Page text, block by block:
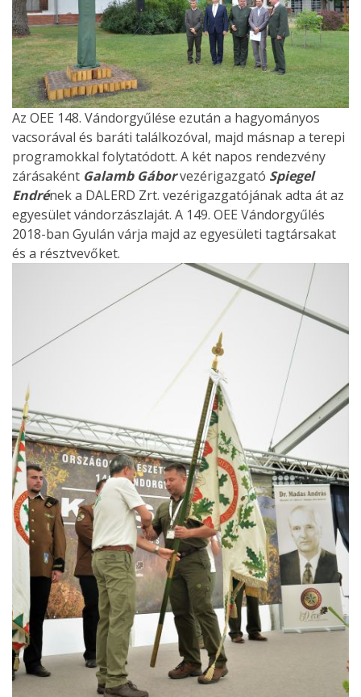
Az OEE 148. Vándorgyűlése ezután a hagyományos
vacsorával és baráti találkozóval, majd másnap a terepi
programokkal folytatódott. A két napos rendezvény
zárásaként Galamb Gáborvezérigazgató Spiegel
Endrének a DALERD Zrt. vezérigazgatójának adta át az
egyesület vándorzászlaját. A 149. OEE Vándorgyűlés
2018-ban Gyulán várja majd az egyesületi tagtársakat
és a résztvevőket.